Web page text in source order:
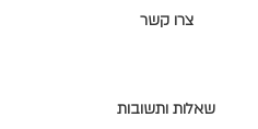
צרו קשר
שאלות ותשובות